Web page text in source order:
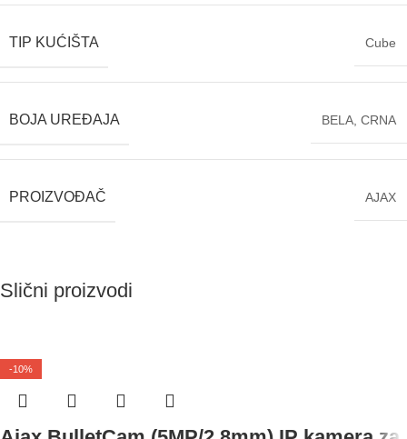
TIP KUĆIŠTA Cube
BOJA UREĐAJA BELA, CRNA
PROIZVOĐAČ AJAX
Slični proizvodi
-10%